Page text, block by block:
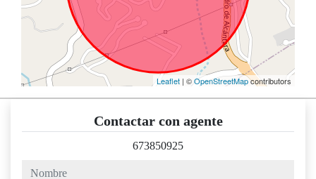
Leaflet | ©OpenStreetMapcontributors
Contactar con agente
673850925
nombre